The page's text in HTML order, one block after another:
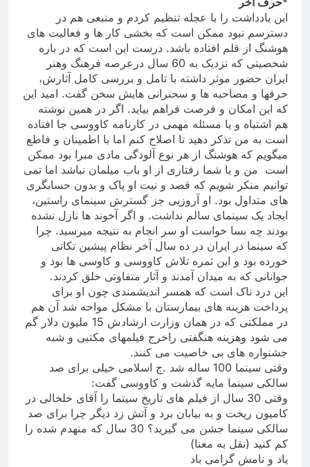
این یادداشت را با عجله تنظیم کردم و منبعی هم در
دسترسم نبود ممکن است که بخشی کار ها و فعالیت های
هوشنگ از قلم افتاده باشد. درست این است که در باره
شخصیتی که نزدیک به 60 سال درعرصه فرهنگ وهنر
ایران حضور موثر داشته با تامل و بررسی کامل آثارش،
حرفها و مصاحبه ها و سحنرانی هایش سخن گفت. امید این
که این امکان و فرصت فراهم بیاید. اگر در همین نوشته
هم اشتباه و یا مسئله مهمی در کارنامه کاووسی جا افتاده
است به من تذکر دهید تا اصلاح کنم اما با اطمینان و فاطع
میگویم که هوشنگ از هر نوع آلودگی مادی مبرا بود ممکن
است من و یا شما رفتاری از او باب میلمان نباشد اما تمی
توانیم منکر شویم که قصد و نیت او پاک و بدون حسابگری
های متداول بود. او آروزیی جز گسترش سینمای راستین،
ایجاد یک سینمای سالم نداشت. و اگر آخوند ها نازل نشده
بودند چه بسا خواست او سر انجام به نتیجه میرسید. چرا
که سینما در ایران در ده سال آخر نظام پیشین تکاتی
خورده بود و این ثمره تلاش کاووسی و کاوسی ها بود و
جوانانی که به میدان آمدند و آثار متفاوتی خلق کردند.
این درد ناک است که همسر اندیشمندی چون او برای
پرداخت هزینه های بیمارستان با مشکل مواحه شد آن هم
در مملکتی که در همان وزارت ارشادش 15 ملیون دلار گم
می شود وهزینه هنگفتی راخرج فیلمهای مکتبی و شبه
جشنواره های بی خاصیت می کنند.
وقتی سینما 100 ساله شد .ج اسلامی خیلی برای صد
سالکی سینما مایه گذشت و کاووسی گفت:
وقتی 30 سال از فیلم های تاریخ سیتما را آقای خلخالی در
کامیون ریخت و به بیابان برد و آتش زد دیگر چرا برای صد
سالکی سینما جشن می گیرید؟ 30 سال که منهدم شده را
کم کنید (نقل به معنا(
یاد و نامش گرامی باد